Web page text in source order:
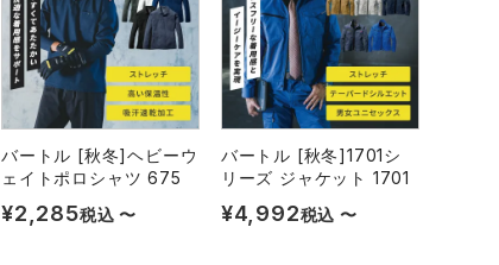
バートル [秋冬]ヘビーウ
ェイトポロシャツ 675
¥2,285税込 〜
バートル [秋冬]1701シ
リーズ ジャケット 1701
¥4,992税込 〜